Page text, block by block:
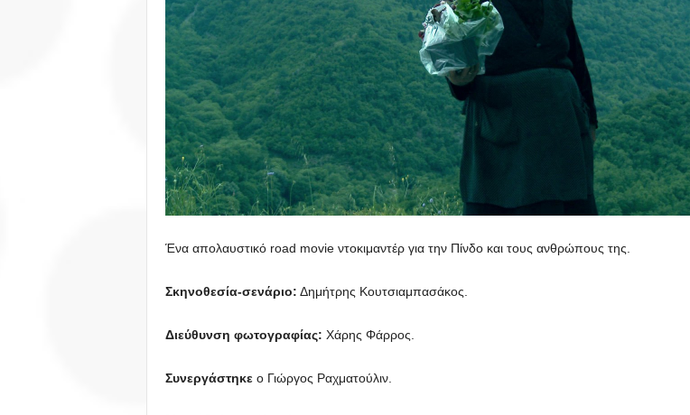
Ένα απολαυστικό road movie ντοκιμαντέρ για την Πίνδο και τους ανθρώπους της.
Σκηνοθεσία-σενάριο: Δημήτρης Κουτσιαμπασάκος.
Διεύθυνση φωτογραφίας: Χάρης Φάρρος.
Συνεργάστηκε ο Γιώργος Ραχματούλιν.